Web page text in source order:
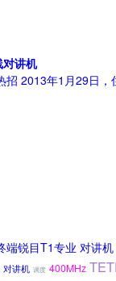
讲机
2013年1月29日
锐目T1专业 对讲
对讲机 调度 400MHz